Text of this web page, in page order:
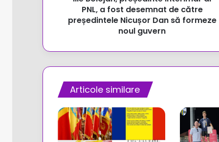
președintele
noul
guvern
PNL, a fost desemnat de către
președintele Nicușor Dan să formeze
noul guvern
Articole similare